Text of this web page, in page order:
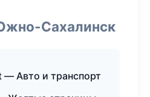
Сахалинск
— Авто и транспорт